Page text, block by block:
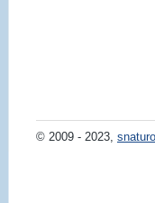
© 2009 - 2023,